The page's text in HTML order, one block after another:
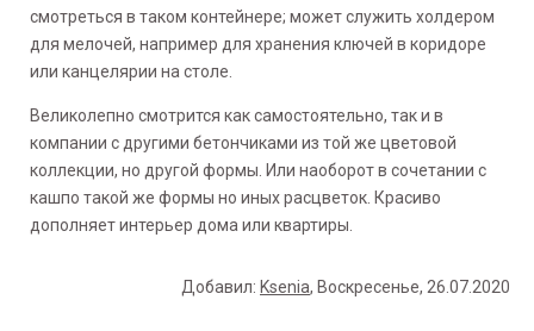
смотреться в таком контейнере; может служить холдером
для мелочей, например для хранения ключей в коридоре
или канцелярии на столе.
Великолепно смотрится как самостоятельно, так и в
компании с другими бетончиками из той же цветовой
коллекции, но другой формы. Или наоборот в сочетании с
кашпо такой же формы но иных расцветок. Красиво
дополняет интерьер дома или квартиры.
Добавил: Ksenia, Воскресенье, 26.07.2020